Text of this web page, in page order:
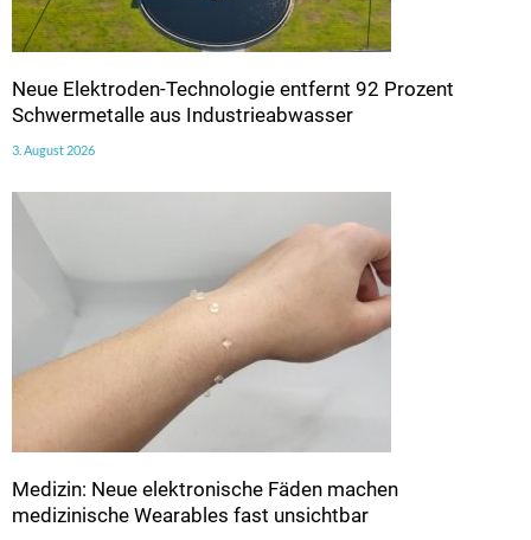
Neue Elektroden-Technologie entfernt 92 Prozent
Schwermetalle aus Industrieabwasser
3. August 2026
Medizin: Neue elektronische Fäden machen
medizinische Wearables fast unsichtbar